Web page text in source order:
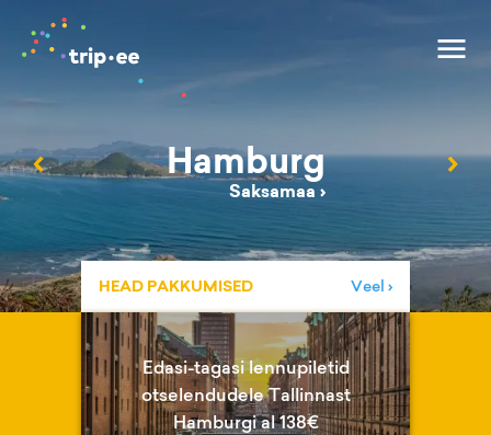
‹ Hamburg
Saksamaa ›
›
HEAD PAKKUMISED Veel ›
Edasi-tagasi lennupiletid
otselendudele Tallinnast
Hamburgi al 138€